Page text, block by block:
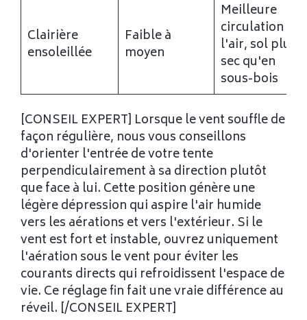
Clairière
ensoleillée
Faible à
moyen
Meilleure
circulation de
l'air, sol plus
sec qu'en
sous-bois
[CONSEIL EXPERT] Lorsque le vent souffle de
façon régulière, nous vous conseillons
d'orienter l'entrée de votre tente
perpendiculairement à sa direction plutôt
que face à lui. Cette position génère une
légère dépression qui aspire l'air humide
vers les aérations et vers l'extérieur. Si le
vent est fort et instable, ouvrez uniquement
l'aération sous le vent pour éviter les
courants directs qui refroidissent l'espace de
vie. Ce réglage fin fait une vraie différence au
réveil. [/CONSEIL EXPERT]